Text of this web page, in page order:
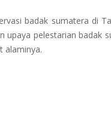
badak sumatera di
pelestarian
alaminya.